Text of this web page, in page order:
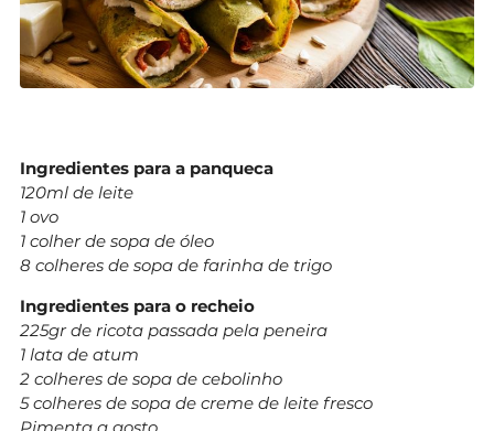
Ingredientes para a panqueca
120ml de leite
1 ovo
1 colher de sopa de óleo
8 colheres de sopa de farinha de trigo
Ingredientes para o recheio
225gr de ricota passada pela peneira
1 lata de atum
2 colheres de sopa de cebolinho
5 colheres de sopa de creme de leite fresco